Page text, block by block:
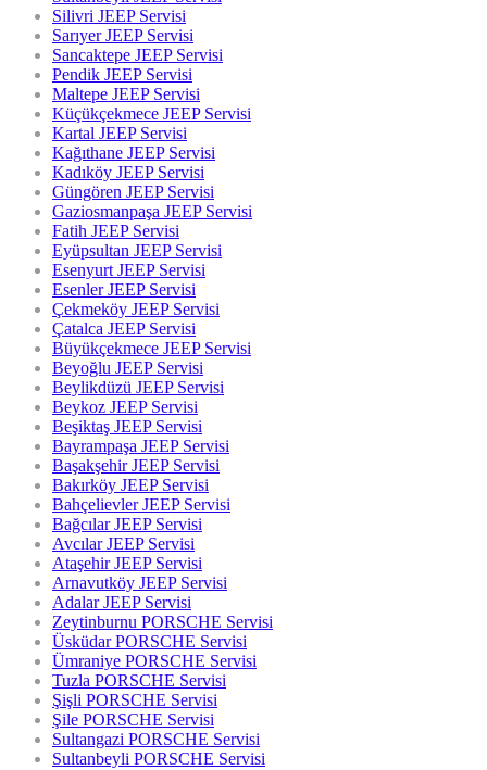
Silivri JEEP Servisi
Sarıyer JEEP Servisi
Sancaktepe JEEP Servisi
Pendik JEEP Servisi
Maltepe JEEP Servisi
Küçükçekmece JEEP Servisi
Kartal JEEP Servisi
Kağıthane JEEP Servisi
Kadıköy JEEP Servisi
Güngören JEEP Servisi
Gaziosmanpaşa JEEP Servisi
Fatih JEEP Servisi
Eyüpsultan JEEP Servisi
Esenyurt JEEP Servisi
Esenler JEEP Servisi
Çekmeköy JEEP Servisi
Çatalca JEEP Servisi
Büyükçekmece JEEP Servisi
Beyoğlu JEEP Servisi
Beylikdüzü JEEP Servisi
Beykoz JEEP Servisi
Beşiktaş JEEP Servisi
Bayrampaşa JEEP Servisi
Başakşehir JEEP Servisi
Bakırköy JEEP Servisi
Bahçelievler JEEP Servisi
Bağcılar JEEP Servisi
Avcılar JEEP Servisi
Ataşehir JEEP Servisi
Arnavutköy JEEP Servisi
Adalar JEEP Servisi
Zeytinburnu PORSCHE Servisi
Üsküdar PORSCHE Servisi
Ümraniye PORSCHE Servisi
Tuzla PORSCHE Servisi
Şişli PORSCHE Servisi
Şile PORSCHE Servisi
Sultangazi PORSCHE Servisi
Sultanbeyli PORSCHE Servisi